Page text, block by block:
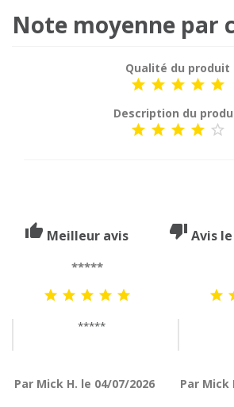
Note moyenne par
Qualité du produit
    
Description du
    
thumb_up Meilleur avis thumb_down Avis
*****
     
*****
Par Mick H. le 04/07/2026 Par Mick